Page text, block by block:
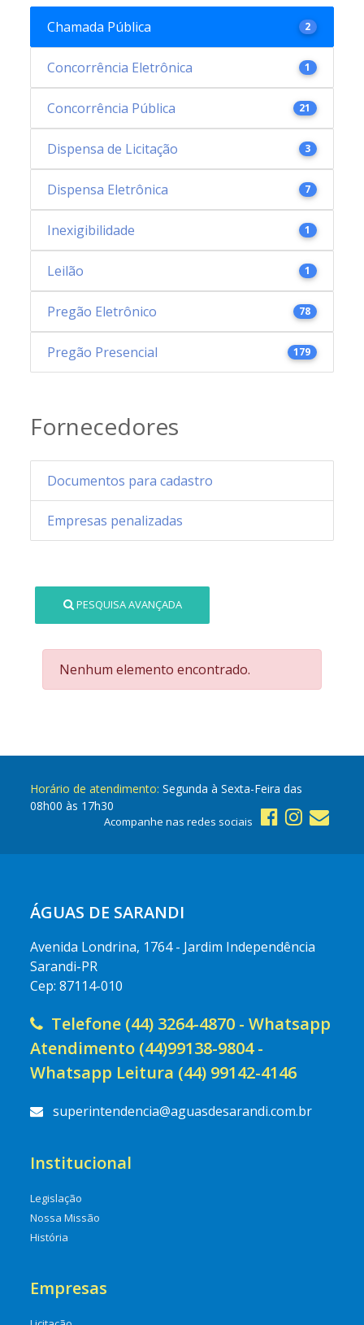
Chamada Pública 2
Concorrência Eletrônica 1
Concorrência Pública 21
Dispensa de Licitação 3
Dispensa Eletrônica 7
Inexigibilidade 1
Leilão 1
Pregão Eletrônico 78
Pregão Presencial 179
Fornecedores
Documentos para cadastro
Empresas penalizadas
PESQUISA AVANÇADA
Nenhum elemento encontrado.
Horário de atendimento: Segunda à Sexta-Feira das
08h00 às 17h30
Acompanhe nas redes sociais
ÁGUAS DE SARANDI
Avenida Londrina, 1764 - Jardim Independência
Sarandi-PR
Cep: 87114-010
Telefone (44) 3264-4870 - Whatsapp
Atendimento (44)99138-9804 -
Whatsapp Leitura (44) 99142-4146
superintendencia@aguasdesarandi.com.br
Institucional
Legislação
Nossa Missão
História
Empresas